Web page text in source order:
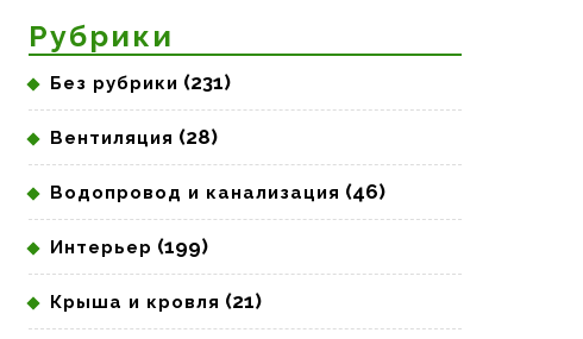
Рубрики
Без рубрики (231)
Вентиляция (28)
Водопровод и канализация (46)
Интерьер (199)
Крыша и кровля (21)